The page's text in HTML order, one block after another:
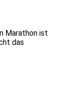
Marathon ist
das